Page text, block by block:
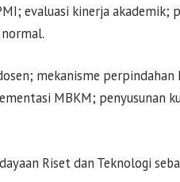
evaluasi kinerja akademik;
mekanisme perpindahan
MBKM; penyusunan
Riset dan Teknologi